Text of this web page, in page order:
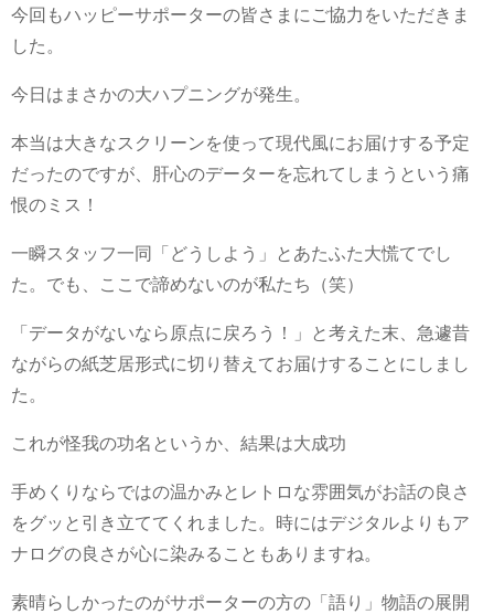
今回もハッピーサポーターの皆さまにご協力をいただきま
した。
今日はまさかの大ハプニングが発生。
本当は大きなスクリーンを使って現代風にお届けする予定
だったのですが、肝心のデーターを忘れてしまうという痛
恨のミス！
一瞬スタッフ一同「どうしよう」とあたふた大慌てでし
た。でも、ここで諦めないのが私たち（笑）
「データがないなら原点に戻ろう！」と考えた末、急遽昔
ながらの紙芝居形式に切り替えてお届けすることにしまし
た。
これが怪我の功名というか、結果は大成功
手めくりならではの温かみとレトロな雰囲気がお話の良さ
をグッと引き立ててくれました。時にはデジタルよりもア
ナログの良さが心に染みることもありますね。
素晴らしかったのがサポーターの方の「語り」物語の展開